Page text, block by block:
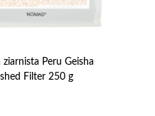
Peru Geisha
Filter 250 g